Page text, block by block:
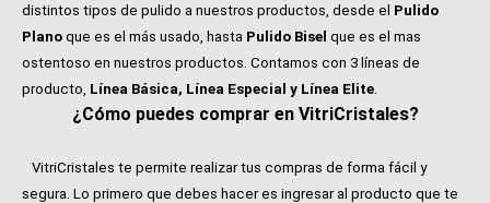
distintos tipos de pulido a nuestros productos, desde el Pulido
Plano que es el más usado, hasta Pulido Bisel que es el mas
ostentoso en nuestros productos. Contamos con 3 líneas de
producto, Línea Básica, Línea Especial y Línea Elite
¿Cómo puedes comprar en VitriCristales?
VitriCristales te permite realizar tus compras de forma fácil y
segura. Lo primero que debes hacer es ingresar al producto que te